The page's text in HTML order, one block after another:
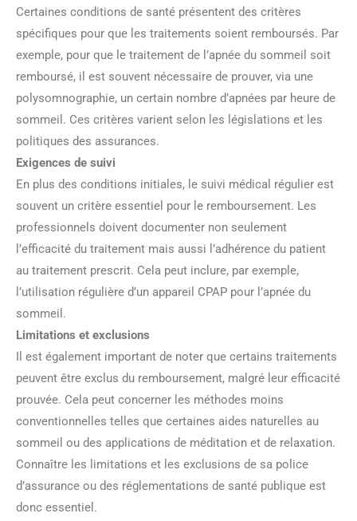
Certaines conditions de santé présentent des critères
spécifiques pour que les traitements soient remboursés. Par
exemple, pour que le traitement de l’apnée du sommeil soit
remboursé, il est souvent nécessaire de prouver, via une
polysomnographie, un certain nombre d’apnées par heure de
sommeil. Ces critères varient selon les législations et les
politiques des assurances.
Exigences de suivi
En plus des conditions initiales, le suivi médical régulier est
souvent un critère essentiel pour le remboursement. Les
professionnels doivent documenter non seulement
l’efficacité du traitement mais aussi l’adhérence du patient
au traitement prescrit. Cela peut inclure, par exemple,
l’utilisation régulière d’un appareil CPAP pour l’apnée du
sommeil.
Limitations et exclusions
Il est également important de noter que certains traitements
peuvent être exclus du remboursement, malgré leur efficacité
prouvée. Cela peut concerner les méthodes moins
conventionnelles telles que certaines aides naturelles au
sommeil ou des applications de méditation et de relaxation.
Connaître les limitations et les exclusions de sa police
d’assurance ou des réglementations de santé publique est
donc essentiel.